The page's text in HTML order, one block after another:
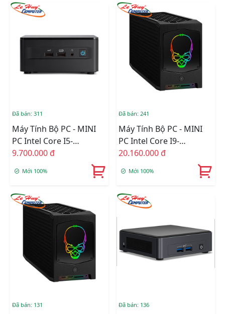
Đã bán: 311
Máy Tính Bộ PC - MINI
PC Intel Core I5-
1240P/Ram Option/Ổ
(RNUC12WSHI50000)
9.700.000 đ
Mới 100%
Đã bán: 241
Máy Tính Bộ PC - MINI
PC Intel Core I9-
11900KB/Intel
WM590/Ram Option/Ổ
Cứng Option/Dos
20.160.000 đ
Mới 100%
Đã bán: 131 Đã bán: 136